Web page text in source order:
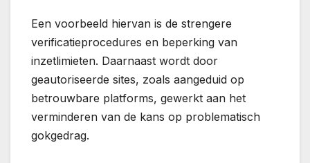
Een voorbeeld hiervan is de strengere
verificatieprocedures en beperking van
inzetlimieten. Daarnaast wordt door
geautoriseerde sites, zoals aangeduid op
betrouwbare platforms, gewerkt aan het
verminderen van de kans op problematisch
gokgedrag.